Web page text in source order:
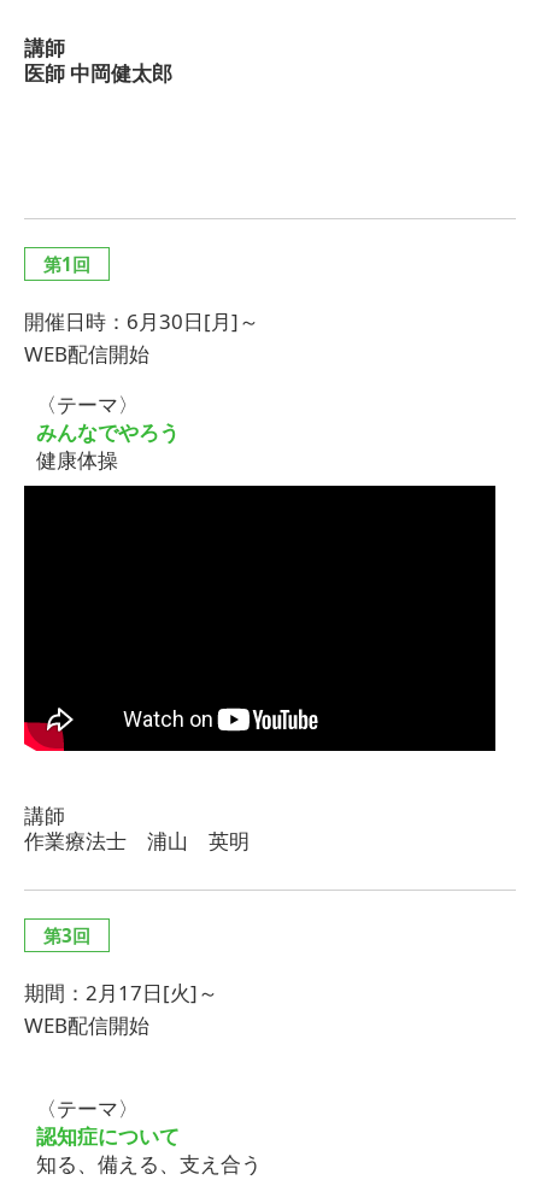
講師
医師 中岡健太郎
第1回
開催日時：6月30日[月]～
WEB配信開始
〈テーマ〉
みんなでやろう
健康体操
講師
作業療法士 浦山 英明
第3回
期間：2月17日[火]～
WEB配信開始
〈テーマ〉
認知症について
知る、備える、支え合う